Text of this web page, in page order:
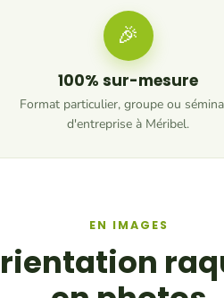
🎉
100% sur-mesure
Format particulier, groupe ou
d'entreprise à Méribel.
EN IMAGES